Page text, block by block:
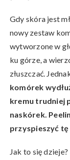
Gdy skóra jest
nowy zestaw
wytworzone w
ku górze, a
złuszczać.
komórek
kremu trudniej
naskórek.
przyspieszyć tę
Jak to się